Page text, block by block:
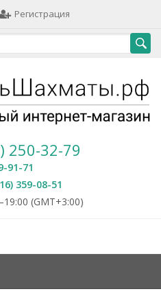
Регистрация
250-32-79
91-71
359-08-51
(GMT+3:00)